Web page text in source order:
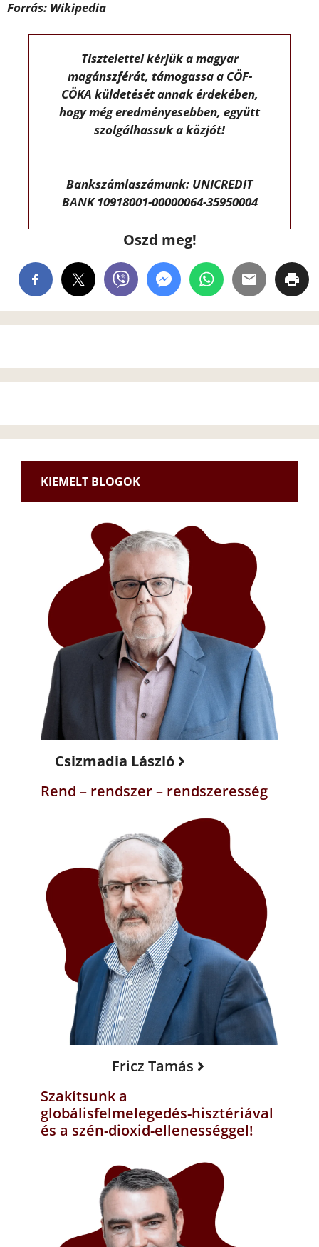
Forrás: Wikipedia
Tisztelettel kérjük a magyar
magánszférát, támogassa a CÖF-
CÖKA küldetését annak érdekében,
hogy még eredményesebben, együtt
szolgálhassuk a közjót!
Bankszámlaszámunk: UNICREDIT
BANK 10918001-00000064-35950004
Oszd meg!
KIEMELT BLOGOK
Csizmadia László
Rend – rendszer – rendszeresség
Fricz Tamás
Szakítsunk a
globálisfelmelegedés-hisztériával
és a szén-dioxid-ellenességgel!